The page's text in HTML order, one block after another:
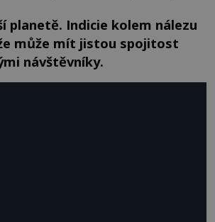
planetě. Indicie kolem nálezu
může mít jistou spojitost
návštěvníky.